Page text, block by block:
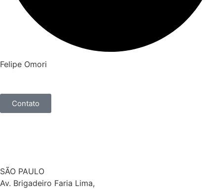
Felipe Omori
Contato
SÃO PAULO
Av. Brigadeiro Faria Lima,